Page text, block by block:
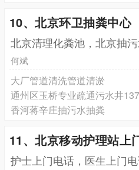
10、北京环卫抽粪中心
北京清理化粪池，北京抽
何斌
大厂管道清洗管道清淤
通州区玉桥专业疏通污水井
香河蒋辛庄抽污水抽粪
11、北京移动护理站上
护士上门电话，医生上门